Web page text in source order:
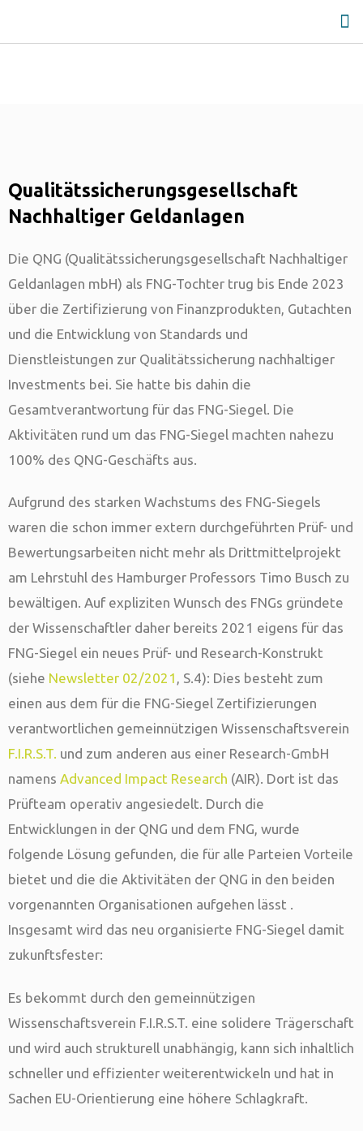
Qualitätssicherungsgesellschaft
Nachhaltiger Geldanlagen
Die QNG (Qualitätssicherungsgesellschaft Nachhaltiger
Geldanlagen mbH) als FNG-Tochter trug bis Ende 2023
über die Zertifizierung von Finanzprodukten, Gutachten
und die Entwicklung von Standards und
Dienstleistungen zur Qualitätssicherung nachhaltiger
Investments bei. Sie hatte bis dahin die
Gesamtverantwortung für das FNG-Siegel. Die
Aktivitäten rund um das FNG-Siegel machten nahezu
100% des QNG-Geschäfts aus.
Aufgrund des starken Wachstums des FNG-Siegels
waren die schon immer extern durchgeführten Prüf- und
Bewertungsarbeiten nicht mehr als Drittmittelprojekt
am Lehrstuhl des Hamburger Professors Timo Busch zu
bewältigen. Auf expliziten Wunsch des FNGs gründete
der Wissenschaftler daher bereits 2021 eigens für das
FNG-Siegel ein neues Prüf- und Research-Konstrukt
(siehe Newsletter 02/2021 , S.4): Dies besteht zum
einen aus dem für die FNG-Siegel Zertifizierungen
verantwortlichen gemeinnützigen Wissenschaftsverein
F.I.R.S.T. und zum anderen aus einer Research-GmbH
namens Advanced Impact Research (AIR). Dort ist das
Prüfteam operativ angesiedelt. Durch die
Entwicklungen in der QNG und dem FNG, wurde
folgende Lösung gefunden, die für alle Parteien Vorteile
bietet und die die Aktivitäten der QNG in den beiden
vorgenannten Organisationen aufgehen lässt .
Insgesamt wird das neu organisierte FNG-Siegel damit
zukunftsfester:
Es bekommt durch den gemeinnützigen
Wissenschaftsverein F.I.R.S.T. eine solidere Trägerschaft
und wird auch strukturell unabhängig, kann sich inhaltlich
schneller und effizienter weiterentwickeln und hat in
Sachen EU-Orientierung eine höhere Schlagkraft.